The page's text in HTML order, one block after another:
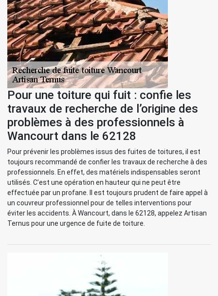
Pour une toiture qui fuit : confie les
travaux de recherche de l’origine des
problèmes à des professionnels à
Wancourt dans le 62128
Pour prévenir les problèmes issus des fuites de toitures, il est
toujours recommandé de confier les travaux de recherche à des
professionnels. En effet, des matériels indispensables seront
utilisés. C’est une opération en hauteur qui ne peut être
effectuée par un profane. Il est toujours prudent de faire appel à
un couvreur professionnel pour de telles interventions pour
éviter les accidents. À Wancourt, dans le 62128, appelez Artisan
Ternus pour une urgence de fuite de toiture.